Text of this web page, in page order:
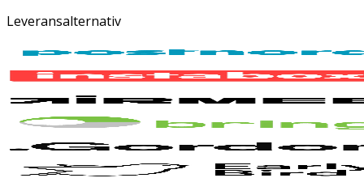
Leveransalternativ